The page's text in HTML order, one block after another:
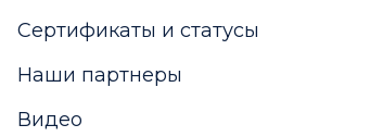
Сертификаты и статусы
Наши партнеры
Видео